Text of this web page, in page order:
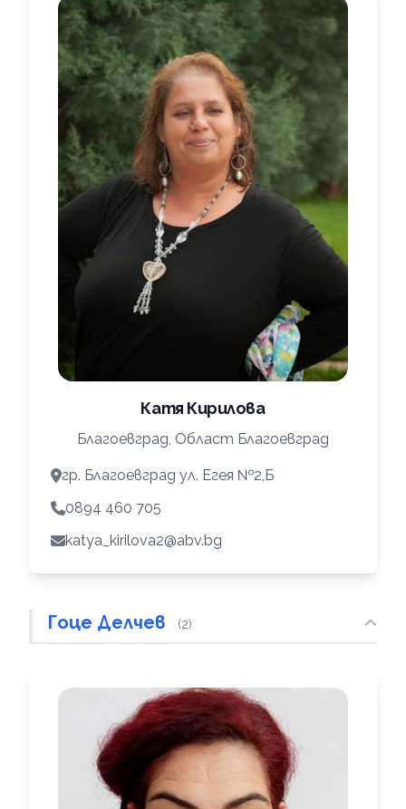
Катя Кирилова
Благоевград, Област Благоевград
гр. Благоевград ул. Егея №2,Б
0894 460 705
katya_kirilova2@abv.bg
Гоце Делчев (2)